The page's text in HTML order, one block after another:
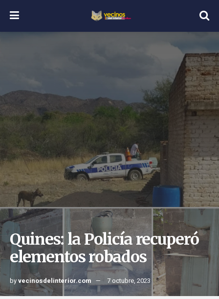
Quines: la Policía recuperó
elementos robados
byvecinosdelinterior.com 7 octubre, 2023